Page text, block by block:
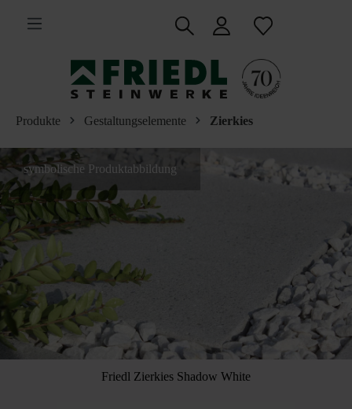
springen
Produkte Gestaltungselemente Zierkies
Friedl Zierkies Shadow White
symbolische Produktabbildung